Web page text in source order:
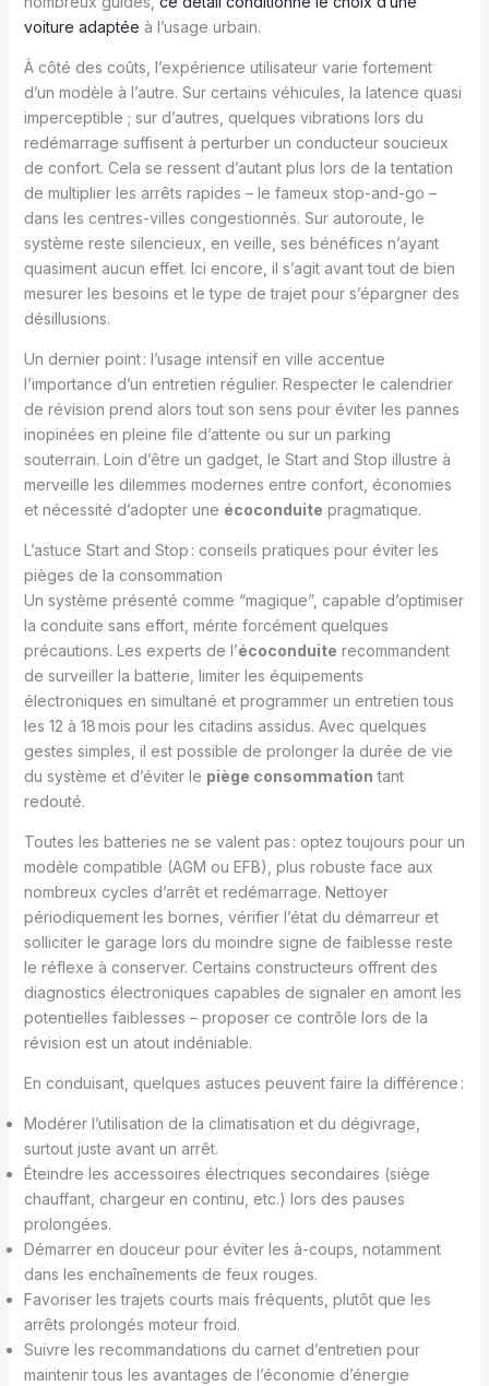
voiture adaptée à l’usage urbain.
À côté des coûts, l’expérience utilisateur varie fortement
d’un modèle à l’autre. Sur certains véhicules, la latence quasi
imperceptible ; sur d’autres, quelques vibrations lors du
redémarrage suffisent à perturber un conducteur soucieux
de confort. Cela se ressent d’autant plus lors de la tentation
de multiplier les arrêts rapides – le fameux stop-and-go –
dans les centres-villes congestionnés. Sur autoroute, le
système reste silencieux, en veille, ses bénéfices n’ayant
quasiment aucun effet. Ici encore, il s’agit avant tout de bien
mesurer les besoins et le type de trajet pour s’épargner des
désillusions.
Un dernier point : l’usage intensif en ville accentue
l’importance d’un entretien régulier. Respecter le calendrier
de révision prend alors tout son sens pour éviter les pannes
inopinées en pleine file d’attente ou sur un parking
souterrain. Loin d’être un gadget, le Start and Stop illustre à
merveille les dilemmes modernes entre confort, économies
et nécessité d’adopter une écoconduite pragmatique.
L’astuce Start and Stop : conseils pratiques pour éviter les
pièges de la consommation
Un système présenté comme “magique”, capable d’optimiser
la conduite sans effort, mérite forcément quelques
précautions. Les experts de l’écoconduite recommandent
de surveiller la batterie, limiter les équipements
électroniques en simultané et programmer un entretien tous
les 12 à 18 mois pour les citadins assidus. Avec quelques
gestes simples, il est possible de prolonger la durée de vie
du système et d’éviter le piège consommation tant
redouté.
Toutes les batteries ne se valent pas : optez toujours pour un
modèle compatible (AGM ou EFB), plus robuste face aux
nombreux cycles d’arrêt et redémarrage. Nettoyer
périodiquement les bornes, vérifier l’état du démarreur et
solliciter le garage lors du moindre signe de faiblesse reste
le réflexe à conserver. Certains constructeurs offrent des
diagnostics électroniques capables de signaler en amont les
potentielles faiblesses – proposer ce contrôle lors de la
révision est un atout indéniable.
En conduisant, quelques astuces peuvent faire la différence :
Modérer l’utilisation de la climatisation et du dégivrage,
surtout juste avant un arrêt.
Éteindre les accessoires électriques secondaires (siège
chauffant, chargeur en continu, etc.) lors des pauses
prolongées.
Démarrer en douceur pour éviter les à-coups, notamment
dans les enchaînements de feux rouges.
Favoriser les trajets courts mais fréquents, plutôt que les
arrêts prolongés moteur froid.
Suivre les recommandations du carnet d’entretien pour
maintenir tous les avantages de l’économie d’énergie